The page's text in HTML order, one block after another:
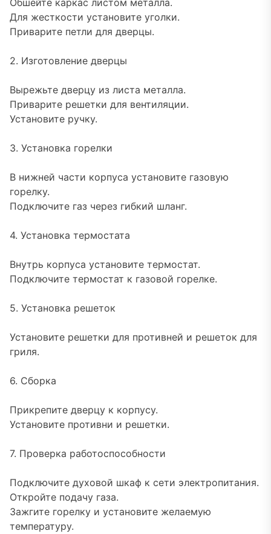
Обшейте каркас листом металла.
Для жесткости установите уголки.
Приварите петли для дверцы.
2. Изготовление дверцы
Вырежьте дверцу из листа металла.
Приварите решетки для вентиляции.
Установите ручку.
3. Установка горелки
В нижней части корпуса установите газовую
горелку.
Подключите газ через гибкий шланг.
4. Установка термостата
Внутрь корпуса установите термостат.
Подключите термостат к газовой горелке.
5. Установка решеток
Установите решетки для противней и решеток для
гриля.
6. Сборка
Прикрепите дверцу к корпусу.
Установите противни и решетки.
7. Проверка работоспособности
Подключите духовой шкаф к сети электропитания.
Откройте подачу газа.
Зажгите горелку и установите желаемую
температуру.